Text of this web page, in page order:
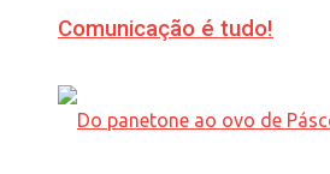
Comunicação é tudo!